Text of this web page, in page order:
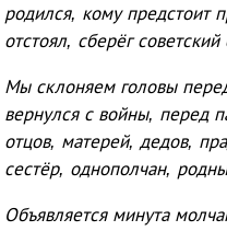
родился, кому предстоит
отстоял, сберёг советский
Мы склоняем головы
вернулся с войны, перед
отцов, матерей, дедов,
сестёр, однополчан,
Объявляется минута